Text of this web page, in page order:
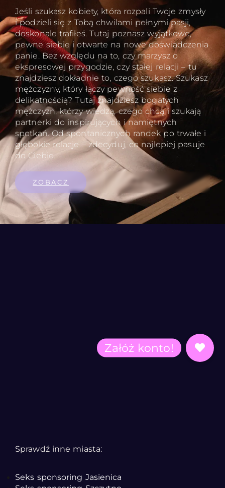
Jeśli szukasz kobiety, która rozpali Twoje zmysły
i podzieli się z Tobą chwilami pełnymi pasji,
doskonale trafiłeś. Tutaj poznasz wyjątkowe,
pewne siebie i otwarte na nowe doświadczenia
panie. Bez względu na to, czy marzysz o
ekspresowej przygodzie, czy stałej relacji – tu
znajdziesz dokładnie to, czego szukasz. Szukasz
mężczyzny, który łączy pewność siebie z
delikatnością? Tutaj znajdziesz bogatych
mężczyzn, którzy wiedzą, czego chcą i szukają
partnerki do inspirujących i namiętnych
spotkań. Od spontanicznych randek po trwałe i
głębokie relacje – zdecyduj, co najlepiej pasuje
do Ciebie.
ZOBACZ
Sprawdź inne miasta:
Seks sponsoring Jasienica